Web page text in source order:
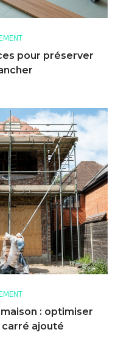
pour préserver
: optimiser
ajouté